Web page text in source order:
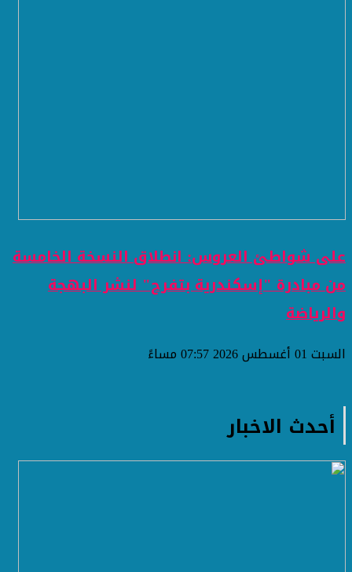
على شواطئ العروس: انطلاق النسخة الخامسة
من مبادرة "إسكندرية بتفرح" لنشر البهجة
والرياضة
السبت 01 أغسطس 2026 07:57 مساءً
أحدث الاخبار